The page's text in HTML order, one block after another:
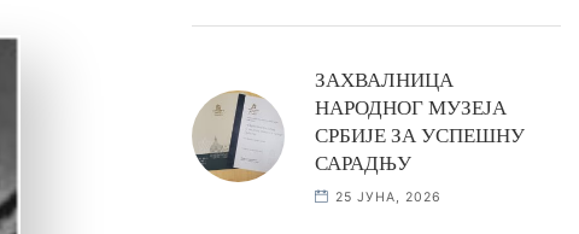
ЗАХВАЛНИЦА
НАРОДНОГ МУЗЕЈА
СРБИЈЕ ЗА УСПЕШНУ
САРАДЊУ
25 ЈУНА, 2026